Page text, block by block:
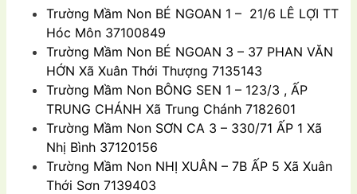
Trường Mầm Non BÉ NGOAN 1 – 21/6 LÊ LỢI TT
Hóc Môn 37100849
Trường Mầm Non BÉ NGOAN 3 – 37 PHAN VĂN
HỚN Xã Xuân Thới Thượng 7135143
Trường Mầm Non BÔNG SEN 1 – 123/3 , ẤP
TRUNG CHÁNH Xã Trung Chánh 7182601
Trường Mầm Non SƠN CA 3 – 330/71 ẤP 1 Xã
Nhị Bình 37120156
Trường Mầm Non NHỊ XUÂN – 7B ẤP 5 Xã Xuân
Thới Sơn 7139403